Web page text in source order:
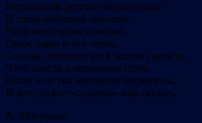
Вспоминаю детство безмятежное
И глаза небесной чистоты,
Руки моей мамы нежные,
Голос папы и его черты.
Столько для меня вы в жизни сделали,
Чтоб смогла я человеком стать.
Наши чувства временем проверены,
И хочу за все «спасибо» вам сказать.
А. Мосунова